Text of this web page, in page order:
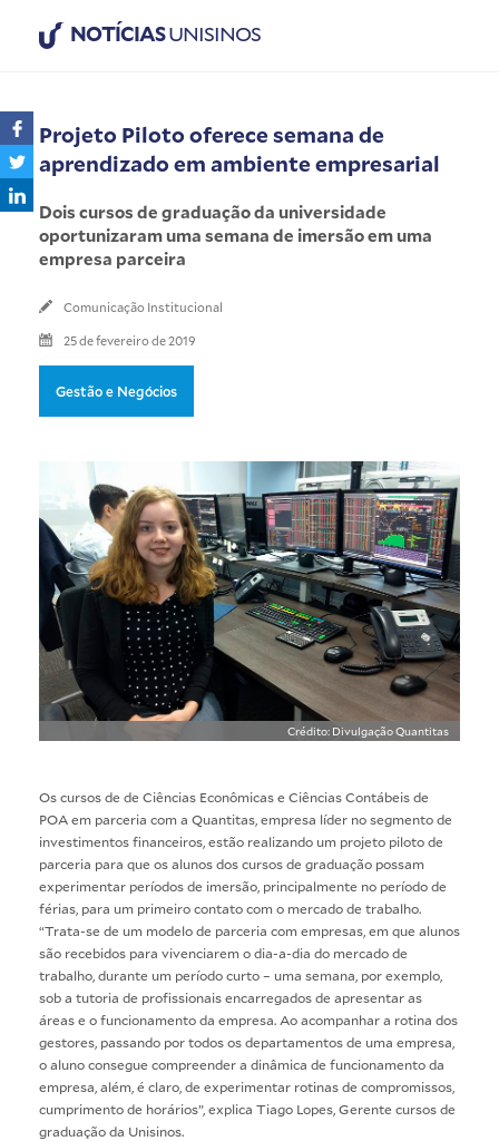
NOTÍCIASUNISINOS
Projeto Piloto oferece semana de
aprendizado em ambiente empresarial
Dois cursos de graduação da universidade
oportunizaram uma semana de imersão em uma
empresa parceira
Comunicação Institucional
25 de fevereiro de 2019
Gestão e Negócios
Crédito: Divulgação Quantitas
Os cursos de de Ciências Econômicas e Ciências Contábeis de
POA em parceria com a Quantitas , empresa líder no segmento de
investimentos financeiros, estão realizando um projeto piloto de
parceria para que os alunos dos cursos de graduação possam
experimentar períodos de imersão, principalmente no período de
férias, para um primeiro contato com o mercado de trabalho.
“Trata-se de um modelo de parceria com empresas, em que alunos
são recebidos para vivenciarem o dia-a-dia do mercado de
trabalho, durante um período curto – uma semana, por exemplo,
sob a tutoria de profissionais encarregados de apresentar as
áreas e o funcionamento da empresa. Ao acompanhar a rotina dos
gestores, passando por todos os departamentos de uma empresa,
o aluno consegue compreender a dinâmica de funcionamento da
empresa, além, é claro, de experimentar rotinas de compromissos,
cumprimento de horários”, explica Tiago Lopes, Gerente cursos de
graduação da Unisinos.